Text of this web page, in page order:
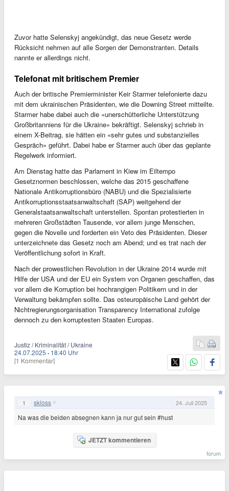
Zuvor hatte Selenskyj angekündigt, das neue Gesetz werde
Rücksicht nehmen auf alle Sorgen der Demonstranten. Details
nannte er allerdings nicht.
Telefonat mit britischem Premier
Auch der britische Premierminister Keir Starmer telefonierte dazu
mit dem ukrainischen Präsidenten, wie die Downing Street mitteilte.
Starmer habe dabei auch die «unerschütterliche Unterstützung
Großbritanniens für die Ukraine» bekräftigt. Selenskyj schrieb in
einem X-Beitrag, sie hätten ein «sehr gutes und substanzielles
Gespräch» geführt. Dabei habe er Starmer auch über das geplante
Regelwerk informiert.
Am Dienstag hatte das Parlament in Kiew im Eiltempo
Gesetznormen beschlossen, welche das 2015 geschaffene
Nationale Antikorruptionsbüro (NABU) und die Spezialisierte
Antikorruptionsstaatsanwaltschaft (SAP) weitgehend der
Generalstaatsanwaltschaft unterstellen. Spontan protestierten in
mehreren Großstädten Tausende, vor allem junge Menschen,
gegen die Novelle und forderten ein Veto des Präsidenten. Dieser
unterzeichnete das Gesetz noch am Abend; und es trat nach der
Veröffentlichung sofort in Kraft.
Nach der prowestlichen Revolution in der Ukraine 2014 wurde mit
Hilfe der USA und der EU ein System von Organen geschaffen, das
vor allem die Korruption bei hochrangigen Politikern und in der
Verwaltung bekämpfen sollte. Das osteuropäische Land gehört der
Nichtregierungsorganisation Transparency International zufolge
dennoch zu den korruptesten Staaten Europas.
Justiz / Kriminalität / Ukraine
24.07.2025 · 18:40 Uhr
[1 Kommentar]
1 skloss 24. Juli 2025
Na was die beiden absegnen kann ja nur gut sein #hust
JETZT kommentieren
forum